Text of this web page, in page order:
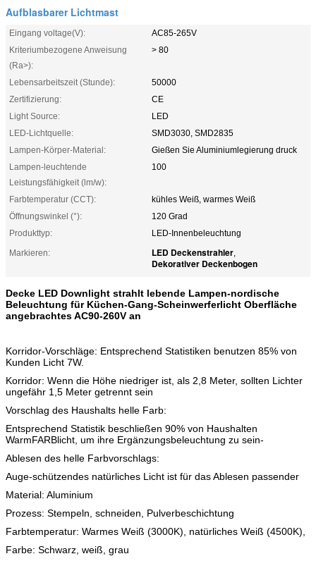
Aufblasbarer Lichtmast
Eingang voltage(V):
AC85-265V
Kriteriumbezogene Anweisung
(Ra>):
> 80
Lebensarbeitszeit (Stunde):
50000
Zertifizierung:
CE
Light Source:
LED
LED-Lichtquelle:
SMD3030, SMD2835
Lampen-Körper-Material:
Gießen Sie Aluminiumlegierung druck
Lampen-leuchtende
Leistungsfähigkeit (lm/w):
100
Farbtemperatur (CCT):
kühles Weiß, warmes Weiß
Öffnungswinkel (°):
120 Grad
Produkttyp:
LED-Innenbeleuchtung
Markieren:
LED Deckenstrahler,
Dekorativer Deckenbogen
Decke LED Downlight strahlt lebende Lampen-nordische
Beleuchtung für Küchen-Gang-Scheinwerferlicht Oberfläche
angebrachtes AC90-260V an
Korridor-Vorschläge: Entsprechend Statistiken benutzen 85% von
Kunden Licht 7W.
Korridor: Wenn die Höhe niedriger ist, als 2,8 Meter, sollten Lichter
ungefähr 1,5 Meter getrennt sein
Vorschlag des Haushalts helle Farb:
Entsprechend Statistik beschließen 90% von Haushalten
WarmFARBlicht, um ihre Ergänzungsbeleuchtung zu sein-
Ablesen des helle Farbvorschlags:
Auge-schützendes natürliches Licht ist für das Ablesen passender
Material: Aluminium
Prozess: Stempeln, schneiden, Pulverbeschichtung
Farbtemperatur: Warmes Weiß (3000K), natürliches Weiß (4500K),
Farbe: Schwarz, weiß, grau